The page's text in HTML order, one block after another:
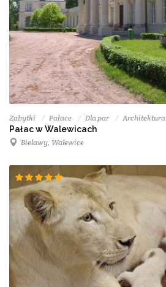
Zabytki Pałace Dla par Architektura
Pałac w Walewicach
Bielawy, Walewice